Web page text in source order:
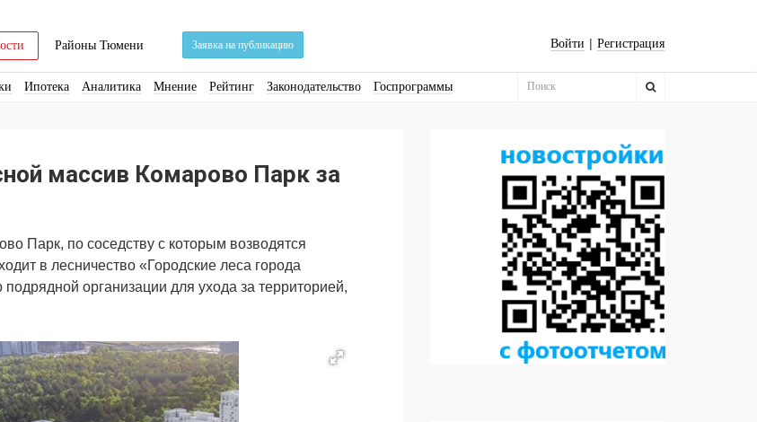
Районы Тюмени Заявка на публикацию Войти | Регистрация
Ипотека Аналитика Мнение Рейтинг Законодательство Госпрограммы
массив Комарово Парк за
Парк, по соседству с которым возводятся
в лесничество «Городские леса города
организации для ухода за территорией,